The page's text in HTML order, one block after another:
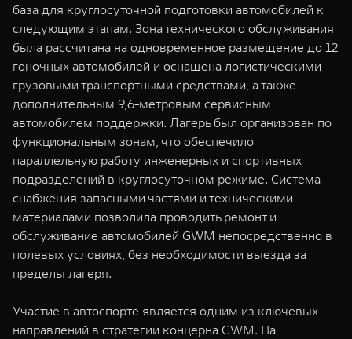
база для круглосуточной подготовки автомобилей к
следующим этапам. Зона технического обслуживания
была рассчитана на одновременное размещение до 12
гоночных автомобилей и оснащена логистическими
грузовыми транспортными средствами, а также
дополнительным 9,6-метровым сервисным
автомобилем поддержки. Лагерь был организован по
функциональным зонам, что обеспечило
параллельную работу инженерных и спортивных
подразделений в круглосуточном режиме. Система
снабжения запасными частями и техническими
материалами позволила проводить ремонт и
обслуживание автомобилей GWM непосредственно в
полевых условиях, без необходимости выезда за
пределы лагеря.
Участие в автоспорте является одним из ключевых
направлений в стратегии концерна GWM. На